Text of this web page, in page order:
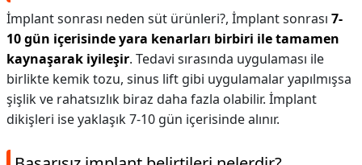
İmplant sonrası neden süt ürünleri?, İmplant sonrası 7-
10 gün içerisinde yara kenarları birbiri ile tamamen
kaynaşarak iyileşir. Tedavi sırasında uygulaması ile
birlikte kemik tozu, sinus lift gibi uygulamalar yapılmışsa
şişlik ve rahatsızlık biraz daha fazla olabilir. İmplant
dikişleri ise yaklaşık 7-10 gün içerisinde alınır.